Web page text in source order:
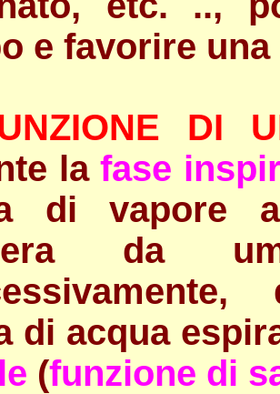
e favorire
DI
la fase
di vapore
da
di acqua
(funzione di